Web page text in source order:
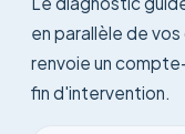
en parallèle de
renvoie un
fin d'intervention.